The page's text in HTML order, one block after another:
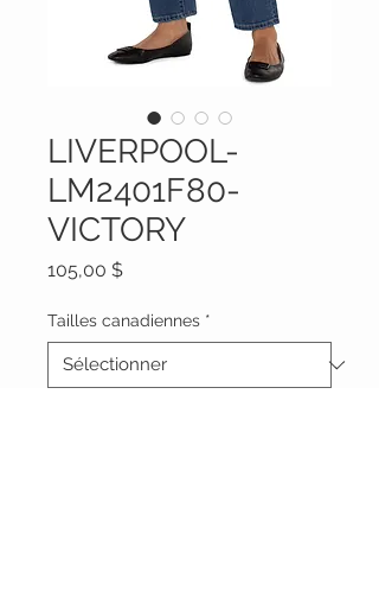
LIVERPOOL-
LM2401F80-
VICTORY
105,00 $Prix
Tailles canadiennes *